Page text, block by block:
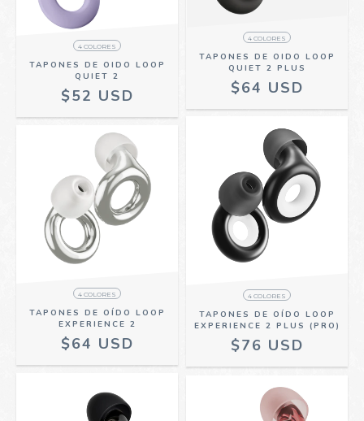
4 COLORES
TAPONES DE OIDO LOOP
QUIET 2
$52 USD
4 COLORES
TAPONES DE OIDO LOOP
QUIET 2 PLUS
$64 USD
4 COLORES
TAPONES DE OÍDO LOOP
EXPERIENCE 2
$64 USD
4 COLORES
TAPONES DE OÍDO LOOP
EXPERIENCE 2 PLUS (PRO)
$76 USD